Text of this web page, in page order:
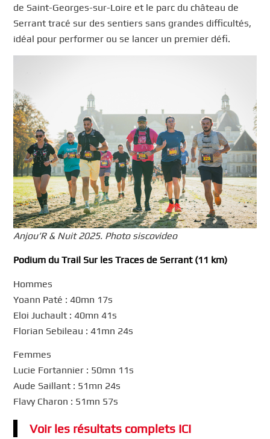
de Saint-Georges-sur-Loire et le parc du château de
Serrant tracé sur des sentiers sans grandes difficultés,
idéal pour performer ou se lancer un premier défi.
Anjou’R & Nuit 2025. Photo siscovideo
Podium du Trail Sur les Traces de Serrant (11 km)
Hommes
Yoann Paté : 40mn 17s
Eloi Juchault : 40mn 41s
Florian Sebileau : 41mn 24s
Femmes
Lucie Fortannier : 50mn 11s
Aude Saillant : 51mn 24s
Flavy Charon : 51mn 57s
Voir les résultats complets ICI